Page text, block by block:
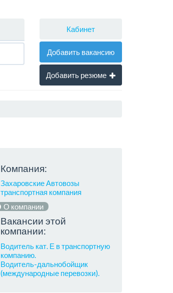
Кабинет
Добавить вакансию
Добавить резюме
Компания:
Захаровские Автовозы
транспортная компания
О компании
Вакансии этой
компании:
Водитель кат. Е в транспортную
компанию.
Водитель-дальнобойщик
(международные перевозки).